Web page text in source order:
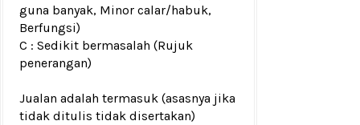
guna banyak, Minor calar/habuk,
Berfungsi)
C : Sedikit bermasalah (Rujuk
penerangan)
Jualan adalah termasuk (asasnya jika
tidak ditulis tidak disertakan)